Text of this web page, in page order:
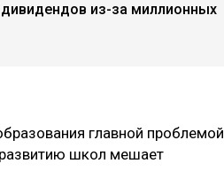
из-за миллионных
главной проблемой
развитию школ мешает